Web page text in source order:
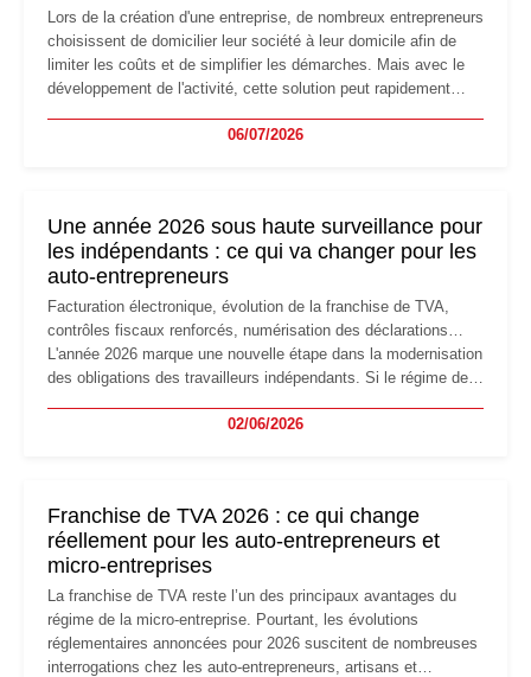
Lors de la création d'une entreprise, de nombreux entrepreneurs
choisissent de domicilier leur société à leur domicile afin de
limiter les coûts et de simplifier les démarches. Mais avec le
développement de l'activité, cette solution peut rapidement
professionnels, recrutement, image de marque… Le
06/07/2026
Une année 2026 sous haute surveillance pour
les indépendants : ce qui va changer pour les
auto-entrepreneurs
Facturation électronique, évolution de la franchise de TVA,
contrôles fiscaux renforcés, numérisation des déclarations…
L'année 2026 marque une nouvelle étape dans la modernisation
des obligations des travailleurs indépendants. Si le régime de
les auto-entrepreneurs devront s'adapter à un environnement
02/06/2026
Franchise de TVA 2026 : ce qui change
réellement pour les auto-entrepreneurs et
micro-entreprises
La franchise de TVA reste l’un des principaux avantages du
régime de la micro-entreprise. Pourtant, les évolutions
réglementaires annoncées pour 2026 suscitent de nombreuses
interrogations chez les auto-entrepreneurs, artisans et